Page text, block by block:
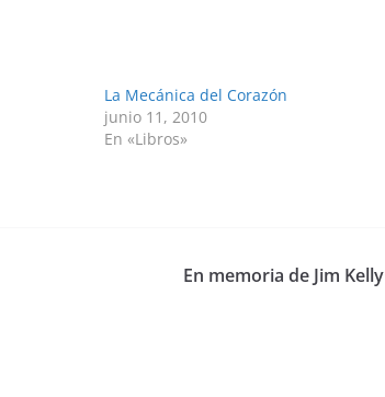
La Mecánica del Corazón
junio 11, 2010
En «Libros»
En memoria de Jim Kelly